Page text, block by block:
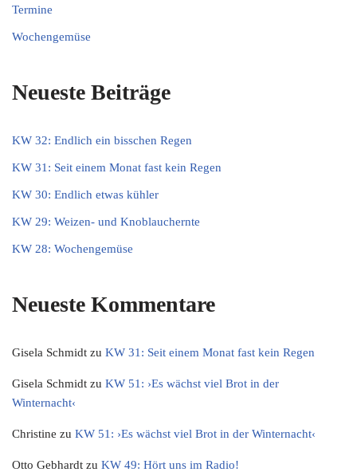
Termine
Wochengemüse
Neueste Beiträge
KW 32: Endlich ein bisschen Regen
KW 31: Seit einem Monat fast kein Regen
KW 30: Endlich etwas kühler
KW 29: Weizen- und Knoblauchernte
KW 28: Wochengemüse
Neueste Kommentare
Gisela Schmidt zu KW 31: Seit einem Monat fast kein Regen
Gisela Schmidt zu KW 51: ›Es wächst viel Brot in der
Winternacht‹
Christine zu KW 51: ›Es wächst viel Brot in der Winternacht‹
Otto Gebhardt zu KW 49: Hört uns im Radio!